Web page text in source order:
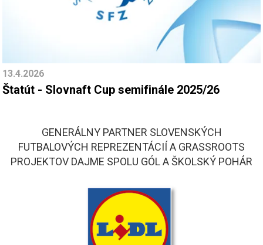
13.4.2026
Štatút - Slovnaft Cup semifinále 2025/26
GENERÁLNY PARTNER SLOVENSKÝCH
FUTBALOVÝCH REPREZENTÁCIÍ A GRASSROOTS
PROJEKTOV DAJME SPOLU GÓL A ŠKOLSKÝ POHÁR